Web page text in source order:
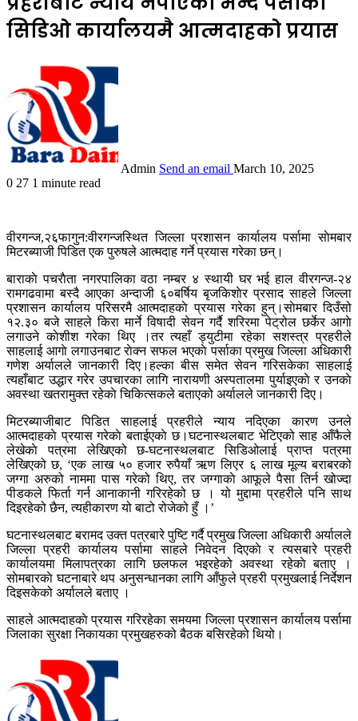
सिडिओ कार्यालयमै आत्मदाहकाे प्रयास
Admin Send an email March 10, 2025
0 27 1 minute read
वीरगन्ज,२६फागुन:वीरगन्जस्थित जिल्ला प्रशासन कार्यालय पर्सामा साेमबार
मिटरब्याजी पिडित एक पुरुषले आत्मदाह गर्ने प्रयास गरेका छन्।
बाराकाे पचराैता नगरपालिका वठा नम्बर ४ स्थायी घर भई हाल वीरगन्ज-२४
रामगढवामा बस्दै आएका अन्दाजी ६०बर्षिय बृजकिशाेर प्रसाद साहले जिल्ला
प्रशासन कार्यालय परिसरमै आत्मदाहकाे प्रयास गरेका हुन्।साेमबार दिउँसो
१२.३० बजे साहले किरा मार्ने विषादी सेवन गर्दै शरिरमा पेट्रोल छर्केर आगाे
लगाउने काेशीश गरेका थिए ।तर त्यहाँ ड्युटीमा रहेका सशस्त्र प्रहरीले
साहलाई आगाे लगाउनबाट राेक्न सफल भएकाे पर्साका प्रमुख जिल्ला अधिकारी
गणेश अर्यालले जानकारी दिए।हल्का बीस समेत सेवन गरिसकेका साहलाई
त्यहाँबाट उद्धार गरेर उपचारका लागि नारायणी अस्पतालमा पुर्याइएकाे र उनकाे
अवस्था खतरामुक्त रहेकाे चिकित्सकले बताएको अर्यालले जानकारी दिए।
मिटरब्याजीबाट पिडित साहलाई प्रहरीले न्याय नदिएका कारण उनले
आत्मदाहकाे प्रयास गरेकाे बताईएकाे छ।घटनास्थलबाट भेटिएको साह आँफैले
लेखेकाे पत्रमा लेखिएको छ-घटनास्थलबाट सिडिओलाई प्राप्त पत्रमा
लेखिएको छ, ‘एक लाख ५० हजार रुपैयाँ ऋण लिएर ६ लाख मूल्य बराबरको
जग्गा अरुको नाममा पास गरेको थिए, तर जग्गाकाे आफूले पैसा तिर्न खोज्दा
पीडकले फिर्ता गर्न आनाकानी गरिरहेको छ । यो मुद्दामा प्रहरीले पनि साथ
दिइरहेको छैन, त्यहीकारण यो बाटो रोजेको हुँ ।’
घटनास्थलबाट बरामद उक्त पत्रबारे पुष्टि गर्दै प्रमुख जिल्ला अधिकारी अर्यालले
जिल्ला प्रहरी कार्यालय पर्सामा साहले निवेदन दिएकाे र त्यसबारे प्रहरी
कार्यालयमा मिलापत्रका लागि छलफल भइरहेको अवस्था रहेकाे बताए ।
साेमबारकाे घटनाबारे थप अनुसन्धानका लागि आँफुले प्रहरी प्रमुखलाई निर्देशन
दिइसकेको अर्यालले बताए ।
साहले आत्मदाहकाे प्रयास गरिरहेका समयमा जिल्ला प्रशासन कार्यालय पर्सामा
जिलाका सुरक्षा निकायका प्रमुखहरुको बैठक बसिरहेको थियो।